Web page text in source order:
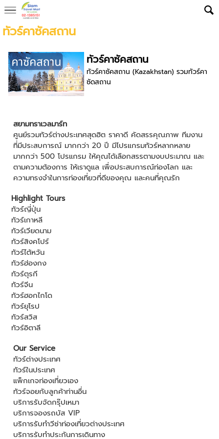
ทัวร์คาซัคสถาน
ทัวร์คาซัคสถาน
ทัวร์คาซัคสถาน (Kazakhstan) รวมทัวร์คา
ซัดสถาน
สยามทราเวลมาร์ท
ศูนย์รวมทัวร์ต่างประเทศสุดฮิต ราคาดี คัดสรรคุณภาพ ทีมงาน
ที่มีประสบการณ์ มากกว่า 20 ปี มีโปรแกรมทัวร์หลากหลาย
มากกว่า 500 โปรแกรม ให้คุณได้เลือกสรรตามงบประมาณ และ
ตามความต้องการ ให้เราดูแล เพื่อประสบการณ์ท่องโลก และ
ความทรงจำในการท่องเที่ยวที่ดีของคุณ และคนที่คุณรัก
Highlight Tours
ทัวร์ญี่ปุ่น
ทัวร์เกาหลี
ทัวร์เวียดนาม
ทัวร์สิงคโปร์
ทัวร์ไต้หวัน
ทัวร์ฮ่องกง
ทัวร์ตุรกี
ทัวร์จีน
ทัวร์ฮอกไกโด
ทัวร์ยุโรป
ทัวร์สวิส
ทัวร์อิตาลี
Our Service
ทัวร์ต่างประเทศ
ทัวร์ในประเทศ
แพ็กเกจท่องเที่ยวเอง
ทัวร์จอยกับลูกค้าท่านอื่น
บริการรับจัดกรุ๊ปเหมา
บริการจองรถบัส VIP
บริการรับทำวีซ่าท่องเที่ยวต่างประเทศ
บริการรับทำประกันการเดินทาง